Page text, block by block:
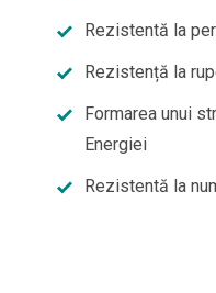
Rezistentă la
Rezistență la
Formarea unui
Energiei
Rezistentă la